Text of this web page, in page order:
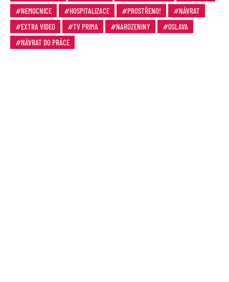
NEMOCNICE
HOSPITALIZACE PROSTŘENO!
NÁVRAT
EXTRA VIDEO
TV PRIMA NAROZENINY
OSLAVA
NÁVRAT DO PRÁCE